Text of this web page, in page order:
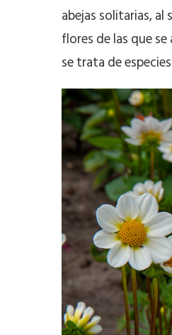
abejas solitarias,
flores de las que
se trata de